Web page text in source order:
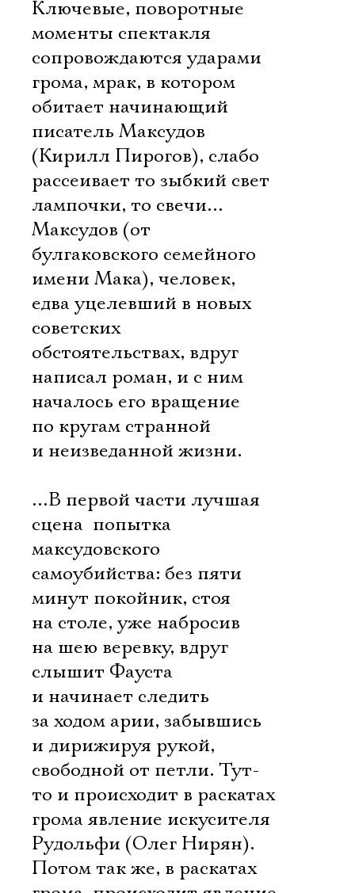
Ключевые, поворотные
моменты спектакля
сопровождаются ударами
грома, мрак, в котором
обитает начинающий
писатель Максудов
(Кирилл Пирогов), слабо
рассеивает то зыбкий свет
лампочки, то свечи…
Максудов (от
булгаковского семейного
имени Мака), человек,
едва уцелевший в новых
советских
обстоятельствах, вдруг
написал роман, и с ним
началось его вращение
по кругам странной
и неизведанной жизни.
…В первой части лучшая
сцена  попытка
максудовского
самоубийства: без пяти
минут покойник, стоя
на столе, уже набросив
на шею веревку, вдруг
слышит Фауста
и начинает следить
за ходом арии, забывшись
и дирижируя рукой,
свободной от петли. Тут-
то и происходит в раскатах
грома явление искусителя
Рудольфи (Олег Нирян).
Потом так же, в раскатах